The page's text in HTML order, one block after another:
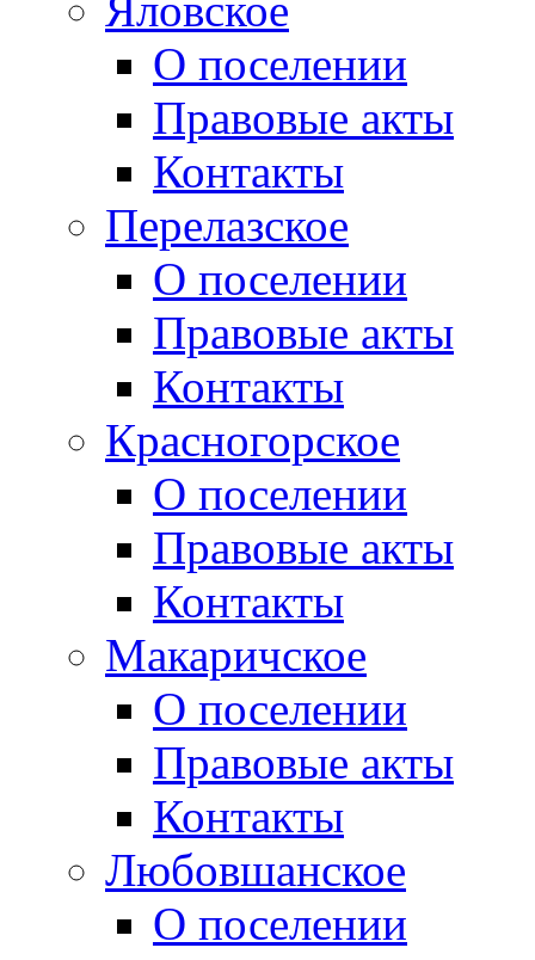
О поселении
Правовые акты
Контакты
Перелазское
О поселении
Правовые акты
Контакты
Красногорское
О поселении
Правовые акты
Контакты
Макаричское
О поселении
Правовые акты
Контакты
Любовшанское
О поселении